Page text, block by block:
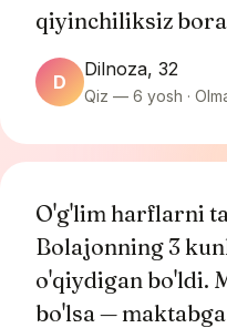
qiyinchiliksiz
D
Dilnoza, 32
Qiz — 6 yosh ·
O'g'lim harflarni
Bolajonning 3
o'qiydigan bo'ldi.
bo'lsa —